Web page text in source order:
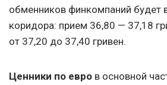
обменников финкомпаний будет
коридора: прием 36,80 — 37,18
от 37,20 до 37,40 гривен.
Ценники по евро в основной